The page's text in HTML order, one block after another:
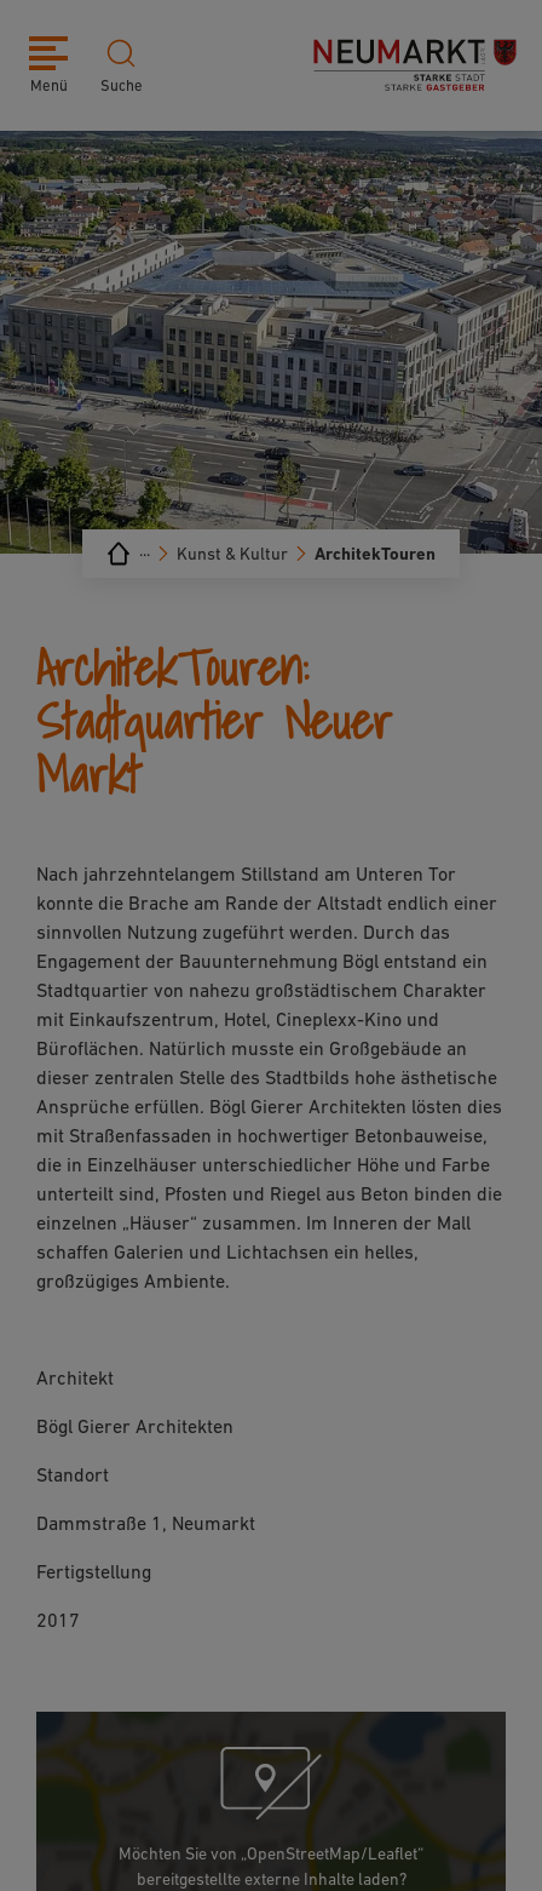
Menü Suche
ArchitekTouren
Kunst & Kultur
···
ArchitekTouren:
Stadtquartier Neuer
Markt
Nach jahrzehntelangem Stillstand am Unteren Tor
konnte die Brache am Rande der Altstadt endlich einer
sinnvollen Nutzung zugeführt werden. Durch das
Engagement der Bauunternehmung Bögl entstand ein
Stadtquartier von nahezu großstädtischem Charakter
mit Einkaufszentrum, Hotel, Cineplexx-Kino und
Büroflächen. Natürlich musste ein Großgebäude an
dieser zentralen Stelle des Stadtbilds hohe ästhetische
Ansprüche erfüllen. Bögl Gierer Architekten lösten dies
mit Straßenfassaden in hochwertiger Betonbauweise,
die in Einzelhäuser unterschiedlicher Höhe und Farbe
unterteilt sind, Pfosten und Riegel aus Beton binden die
einzelnen „Häuser“ zusammen. Im Inneren der Mall
schaffen Galerien und Lichtachsen ein helles,
großzügiges Ambiente.
Architekt
Bögl Gierer Architekten
Standort
Dammstraße 1, Neumarkt
Fertigstellung
2017
Möchten Sie von „OpenStreetMap/Leaflet“
bereitgestellte externe Inhalte laden?